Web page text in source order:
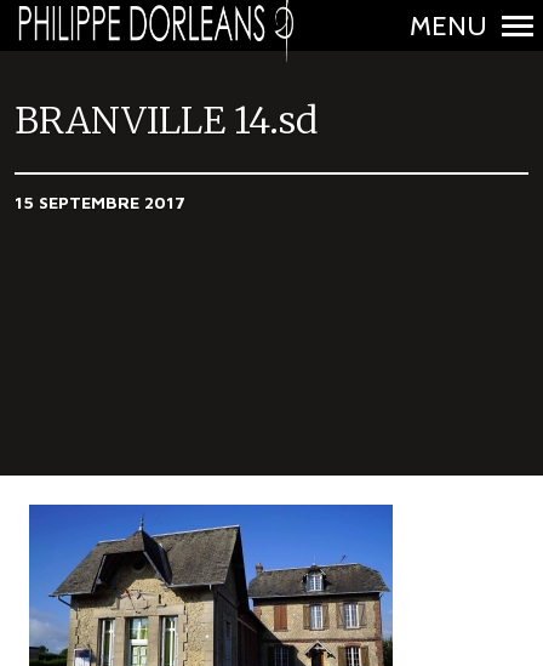
a
v
i
r
i
n
c
i
p
MENU
BRANVILLE 14.sd
15 SEPTEMBRE 2017